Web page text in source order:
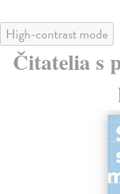
High-contrast mode
Čitatelia s